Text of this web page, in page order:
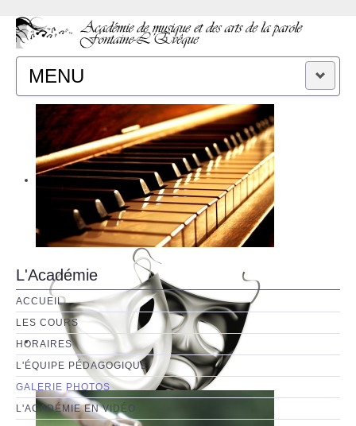
MENU
ACCUEIL
CONTACT
L'Académie
ACCUEIL
LES COURS
HORAIRES
L'ÉQUIPE PÉDAGOGIQUE
GALERIE PHOTOS
L'ACADÉMIE EN VIDÉO